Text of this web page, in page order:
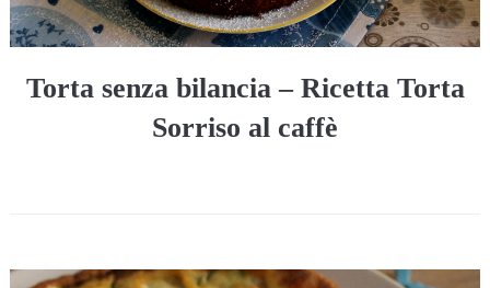
Torta senza bilancia – Ricetta Torta
Sorriso al caffè